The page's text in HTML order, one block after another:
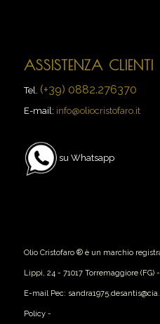
ASSISTENZA CLIENTI
Tel. (+39) 0882.276370
E-mail: info@oliocristofaro.it
su Whatsapp
Olio Cristofaro ® è un marchio
Lippi, 24 - 71017 Torremaggiore (FG)
E-mail Pec:
Policy-